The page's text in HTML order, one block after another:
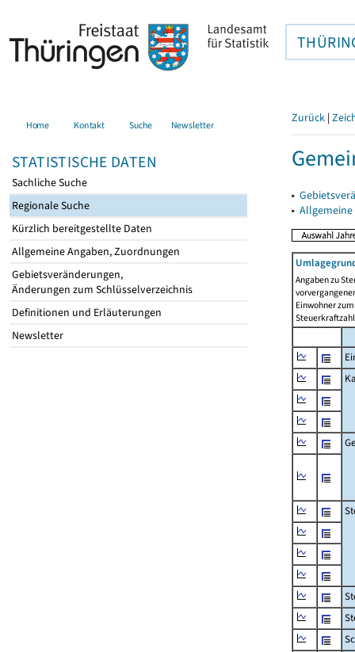
Home Kontakt Suche Newsletter
STATISTISCHE DATEN
Sachliche Suche
Regionale Suche
Kürzlich bereitgestellte Daten
Allgemeine Angaben, Zuordnungen
Gebietsveränderungen,
Änderungen zum Schlüsselverzeichnis
Definitionen und Erläuterungen
Newsletter
Zurück |
▸
▸
Angaben zu
Einwohner